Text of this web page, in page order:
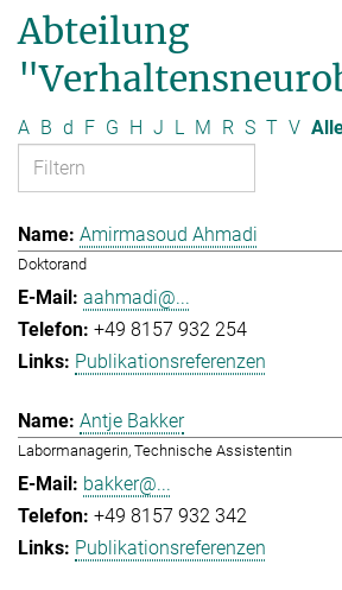
Abteilung
A B d F G H J L M R S T V
Amirmasoud Ahmadi
Doktorand
aahmadi@...
+49 8157 932 254
Publikationsreferenzen
Antje Bakker
Labormanagerin, Technische Assistentin
bakker@...
+49 8157 932 342
Publikationsreferenzen